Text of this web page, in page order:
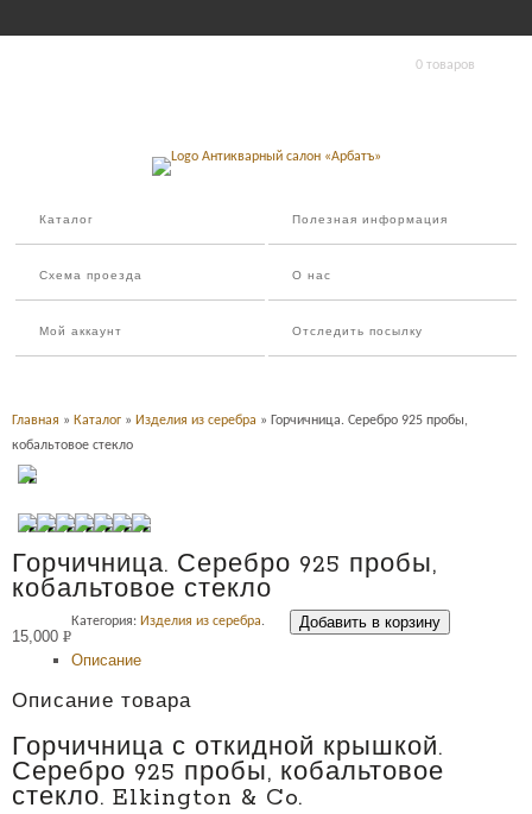
0 товаров
Каталог Полезная информация
Схема проезда О нас
Мой аккаунт Отследить посылку
Главная » Каталог » Изделия из серебра » Горчичница. Серебро 925 пробы,
кобальтовое стекло
Горчичница. Серебро 925 пробы,
кобальтовое стекло
15,000 Р
УБ.
Добавить в корзину
Категория: Изделия из серебра.
Описание
Описание товара
Горчичница с откидной крышкой.
Серебро 925 пробы, кобальтовое
стекло. Elkington & Co.